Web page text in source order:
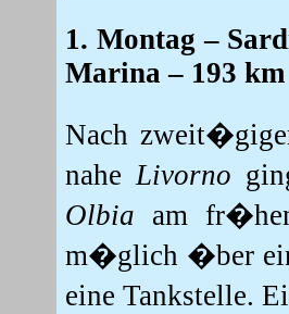
1. Montag –
Marina – 193 km
Nach
naheLivorno
Olbia am
m�glich �ber
eine Tankstelle.